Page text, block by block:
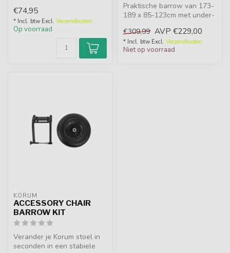
Con...
€74,95
* Incl. btw Excl. Verzendkosten
Op voorraad
Praktische barrow van 173-
189 x 85-123cm met under-
verste...
€309,99 AVP €229,00
* Incl. btw Excl. Verzendkosten
Niet op voorraad
KORUM
ACCESSORY CHAIR
BARROW KIT
Verander je Korum stoel in
seconden in een stabiele